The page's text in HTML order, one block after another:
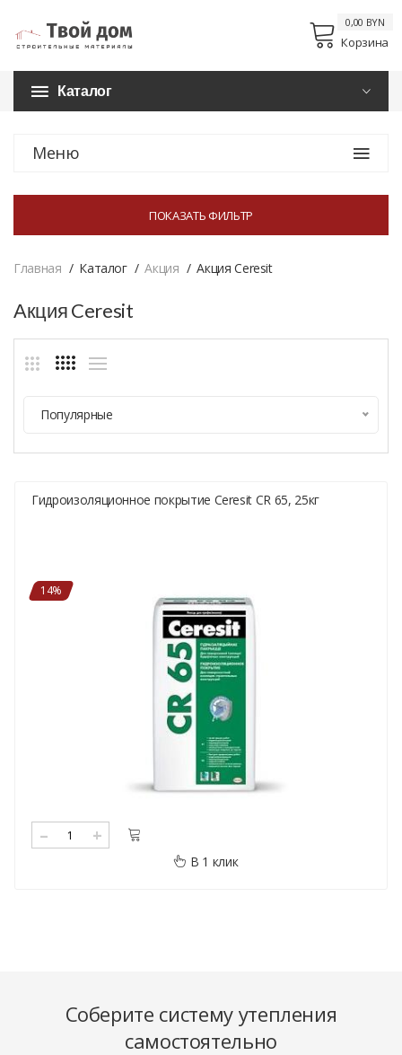
Корзина
0,00 BYN
Каталог
Меню
ПОКАЗАТЬ ФИЛЬТР
Главная Каталог Акция Акция Ceresit
Акция Ceresit
Популярные
Гидроизоляционное покрытие Ceresit CR 65, 25кг
14%
43,60 BYN/меш. 50,44 BYN
– +
В 1 клик
Соберите систему утепления
самостоятельно